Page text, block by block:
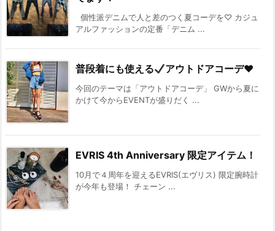
個性派デニムで人と差のつく夏コーデを♡ カジュ
アルファッションの定番「デニム ...
普段着にも使える アウトドアコーデ♥
今回のテーマは「アウトドアコーデ」 GWから夏に
かけて今からEVENTが盛りだく ...
EVRIS 4th Anniversary 限定アイテム！
10月で４周年を迎えるEVRIS(エヴリス) 限定腕時計
が今年も登場！ チェーン ...